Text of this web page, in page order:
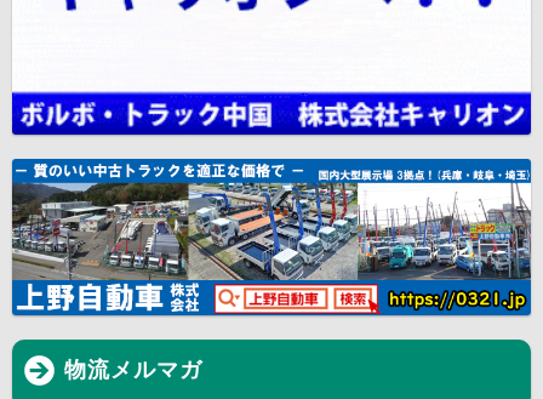
物流メルマガ